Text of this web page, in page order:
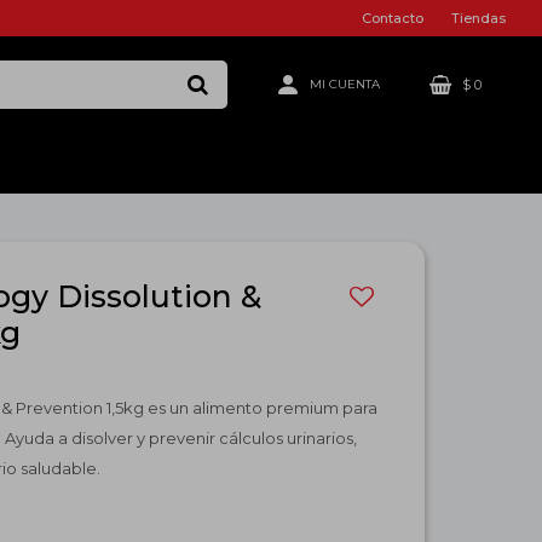
$ 0
Contacto Tiendas
Dissolution &
Prevention 1,5kg es un alimento premium para
a disolver y prevenir cálculos urinarios,
saludable.